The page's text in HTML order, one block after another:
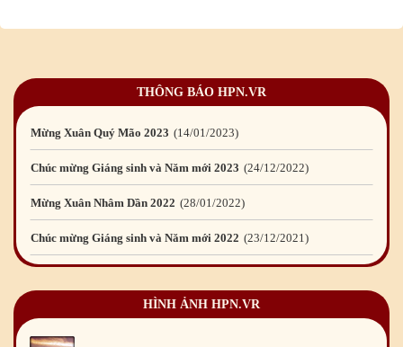
THÔNG BÁO HPN.VR
Chúc mừng Giáng sinh và Năm mới 2025 24/12/2024
Chúc mừng Giáng sinh và Năm mới 2024 21/12
Mừng Xuân Quý Mão 2023 14/01 /2023
Chúc mừng Giáng sinh và Năm mới 2023 24/12/2022
Mừng Xuân Nhâm Dần 2022 28/01 /2022
Chúc mừng Giáng sinh và Năm mới 2022 23/12/2021
Chúc mừng Giáng sinh và Năm mới 2021 15/12
Mừng Xuân Canh Tý 2020
HÌNH ẢNH HPN.VR